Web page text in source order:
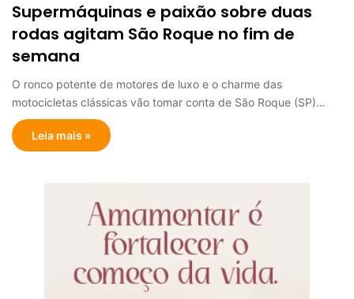
Supermáquinas e paixão sobre duas
rodas agitam São Roque no fim de
semana
O ronco potente de motores de luxo e o charme das
motocicletas clássicas vão tomar conta de São Roque (SP)…
Leia mais »